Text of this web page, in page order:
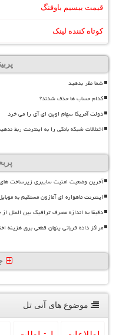
قیمت بیسیم باوفنگ
کوتاه کننده لینک
شما نظر بدهید
کدام حساب ها حذف شدند؟
دولت آمریکا سهام اوپن ای آی را می خرد
اختلالات شبکه بانکی را به اینترنت ربط
آخرین وضعیت امنیت سایبری زیرساخت
اینترنت ماهواره ای آمازون مستقیم به
دقیقا به اندازه مصرف ترافیک بین الملل
مراکز داده قربانی پنهان قطعی برق هزینه
موضوع های آنی تل